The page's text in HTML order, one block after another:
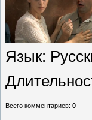
Язык:
Всего комментариев: 0